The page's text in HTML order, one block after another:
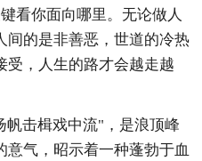
看你面向哪里。无论做人
间的是非善恶，世道的冷热
受，人生的路才会越走越
帆击楫戏中流"，是浪顶峰
意气，昭示着一种蓬勃于血